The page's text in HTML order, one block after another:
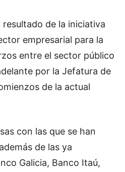
de la iniciativa
empresarial para la
entre el sector público
por la Jefatura de
de la actual
con las que se han
de las ya
Galicia, Banco Itaú,